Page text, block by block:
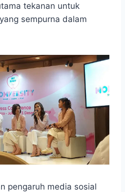
tekanan untuk
sempurna dalam
pengaruh media sosial